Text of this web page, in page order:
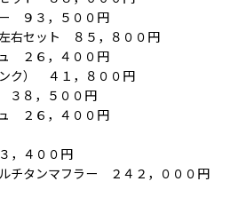
９３，５００円
右セット ８５，８００円
２６，４００円
ク） ４１，８００円
３８，５００円
２６，４００円
，４００円
チタンマフラー ２４２，０００円